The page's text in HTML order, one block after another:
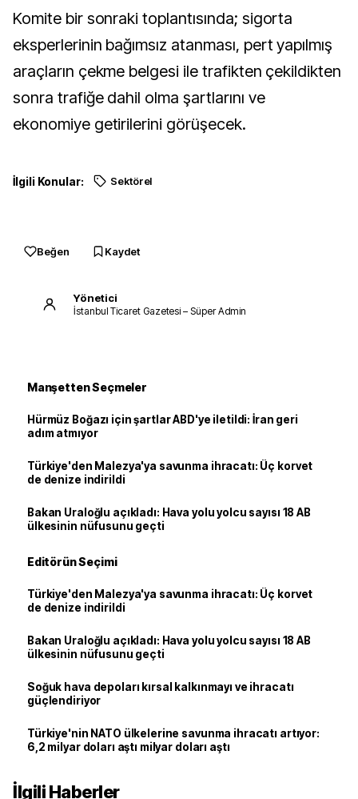
Komite bir sonraki toplantısında; sigorta
eksperlerinin bağımsız atanması, pert yapılmış
araçların çekme belgesi ile trafikten çekildikten
sonra trafiğe dahil olma şartlarını ve
ekonomiye getirilerini görüşecek.
İlgili Konular: Sektörel
Beğen Kaydet
Yönetici
İstanbul Ticaret Gazetesi – Süper Admin
Manşetten Seçmeler
Hürmüz Boğazı için şartlar ABD'ye iletildi: İran geri
adım atmıyor
Türkiye'den Malezya'ya savunma ihracatı: Üç korvet
de denize indirildi
Bakan Uraloğlu açıkladı: Hava yolu yolcu sayısı 18 AB
ülkesinin nüfusunu geçti
Editörün Seçimi
Türkiye'den Malezya'ya savunma ihracatı: Üç korvet
de denize indirildi
Bakan Uraloğlu açıkladı: Hava yolu yolcu sayısı 18 AB
ülkesinin nüfusunu geçti
Soğuk hava depoları kırsal kalkınmayı ve ihracatı
güçlendiriyor
Türkiye'nin NATO ülkelerine savunma ihracatı artıyor:
6,2 milyar doları aştı milyar doları aştı
İlgili Haberler